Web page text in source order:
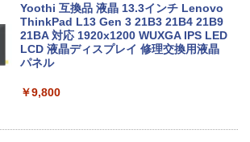
NEC VKL24X-4 15.6インチ Core i3 メモ
リ8GB SSD 256GB Office付き Webカメ
ラ テンキー Windows11 ノートパソコン
中古パソコン
Yoothi 互換品 液晶 13.3インチ Lenovo
ThinkPad L13 Gen 3 21B3 21B4 21B9
21BA 対応 1920x1200 WUXGA IPS LED
LCD 液晶ディスプレイ 修理交換用液晶
パネル
￥9,800